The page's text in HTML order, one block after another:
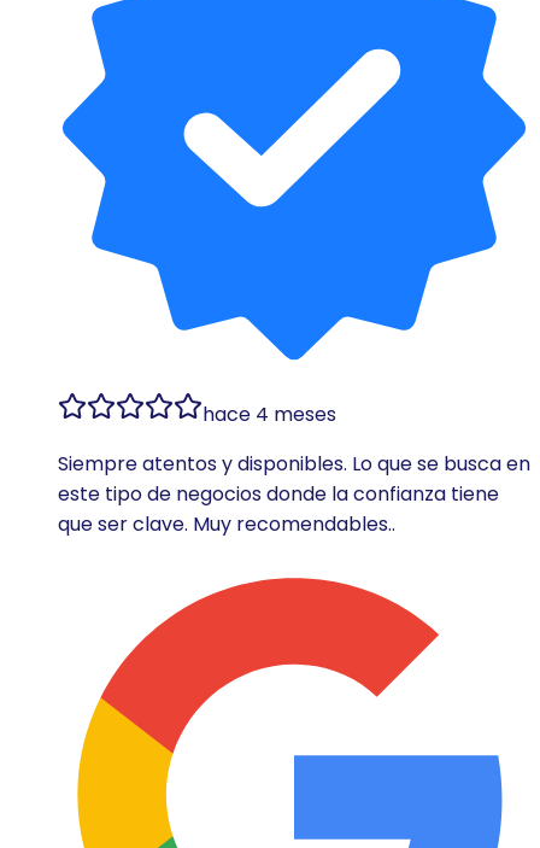
hace 4 meses
Siempre atentos y disponibles. Lo que se busca en
este tipo de negocios donde la confianza tiene
que ser clave. Muy recomendables..